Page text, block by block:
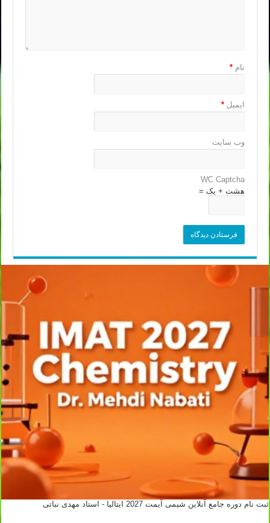
نام*
ایمیل*
وب‌ سایت
WC Captcha
هشت + یک =
ثبت نام دوره جامع آنلاین شیمی آیمت 2027 ایتالیا - استاد مهدی نباتی